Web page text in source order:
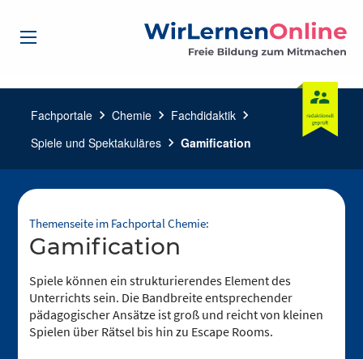
Fachportale chevron_right Chemie chevron_right Fachdidaktik chevron_right
Spiele und Spektakuläres chevron_right Gamification
Themenseite im Fachportal Chemie:
Gamification
Spiele können ein strukturierendes Element des
Unterrichts sein. Die Bandbreite entsprechender
pädagogischer Ansätze ist groß und reicht von kleinen
Spielen über Rätsel bis hin zu Escape Rooms.